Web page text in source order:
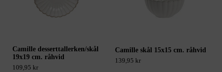
Camille desserttallerken/skål
19x19 cm. råhvid
109,95 kr
Camille skål 15x15 cm. råhvid
139,95 kr